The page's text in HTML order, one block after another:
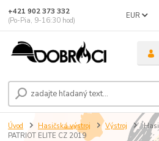
EUR
+421 902 373 332
(Po-Pia, 9-16:30 hod)
Úvod Hasičská výstroj Výstroj
PATRIOT ELITE CZ 2019